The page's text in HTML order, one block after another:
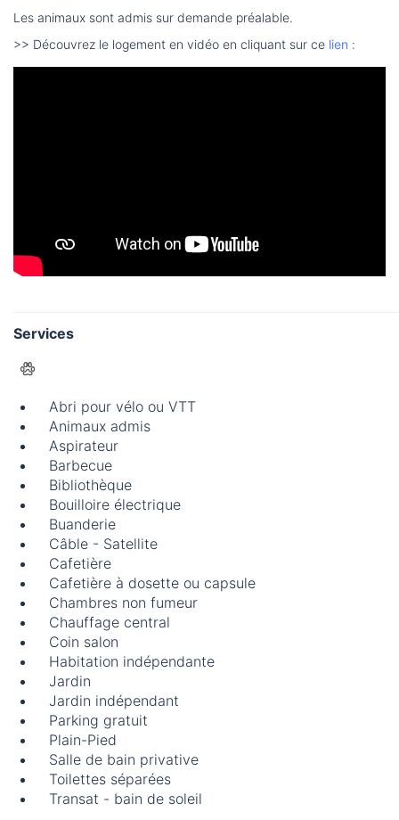
Les animaux sont admis sur demande préalable.
>> Découvrez le logement en vidéo en cliquant sur ce lien :
Services
Abri pour vélo ou VTT
Animaux admis
Aspirateur
Barbecue
Bibliothèque
Bouilloire électrique
Buanderie
Câble - Satellite
Cafetière
Cafetière à dosette ou capsule
Chambres non fumeur
Chauffage central
Coin salon
Habitation indépendante
Jardin
Jardin indépendant
Parking gratuit
Plain-Pied
Salle de bain privative
Toilettes séparées
Transat - bain de soleil